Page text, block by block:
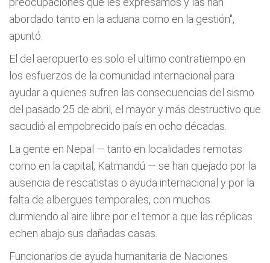
abordado tanto en la aduana como en la gestión",
apuntó.
El del aeropuerto es solo el ultimo contratiempo en
los esfuerzos de la comunidad internacional para
ayudar a quienes sufren las consecuencias del sismo
del pasado 25 de abril, el mayor y más destructivo que
sacudió al empobrecido país en ocho décadas.
La gente en Nepal — tanto en localidades remotas
como en la capital, Katmandú — se han quejado por la
ausencia de rescatistas o ayuda internacional y por la
falta de albergues temporales, con muchos
durmiendo al aire libre por el temor a que las réplicas
echen abajo sus dañadas casas.
Funcionarios de ayuda humanitaria de Naciones